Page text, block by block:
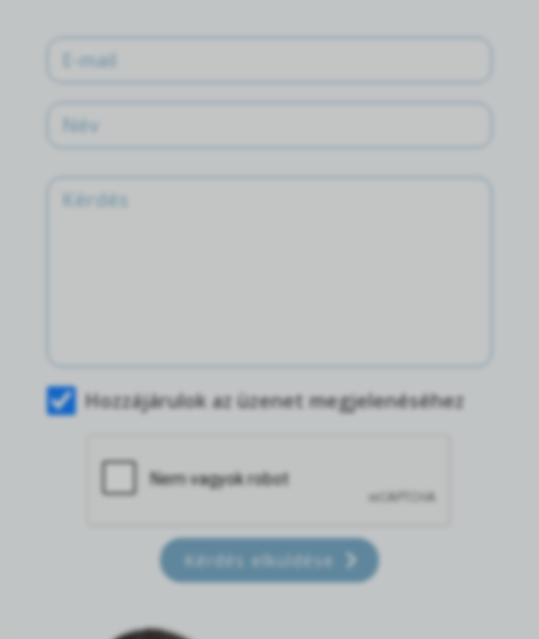
Hozzájárulok az üzenet megjelenéséhez
Kérdés elküldése